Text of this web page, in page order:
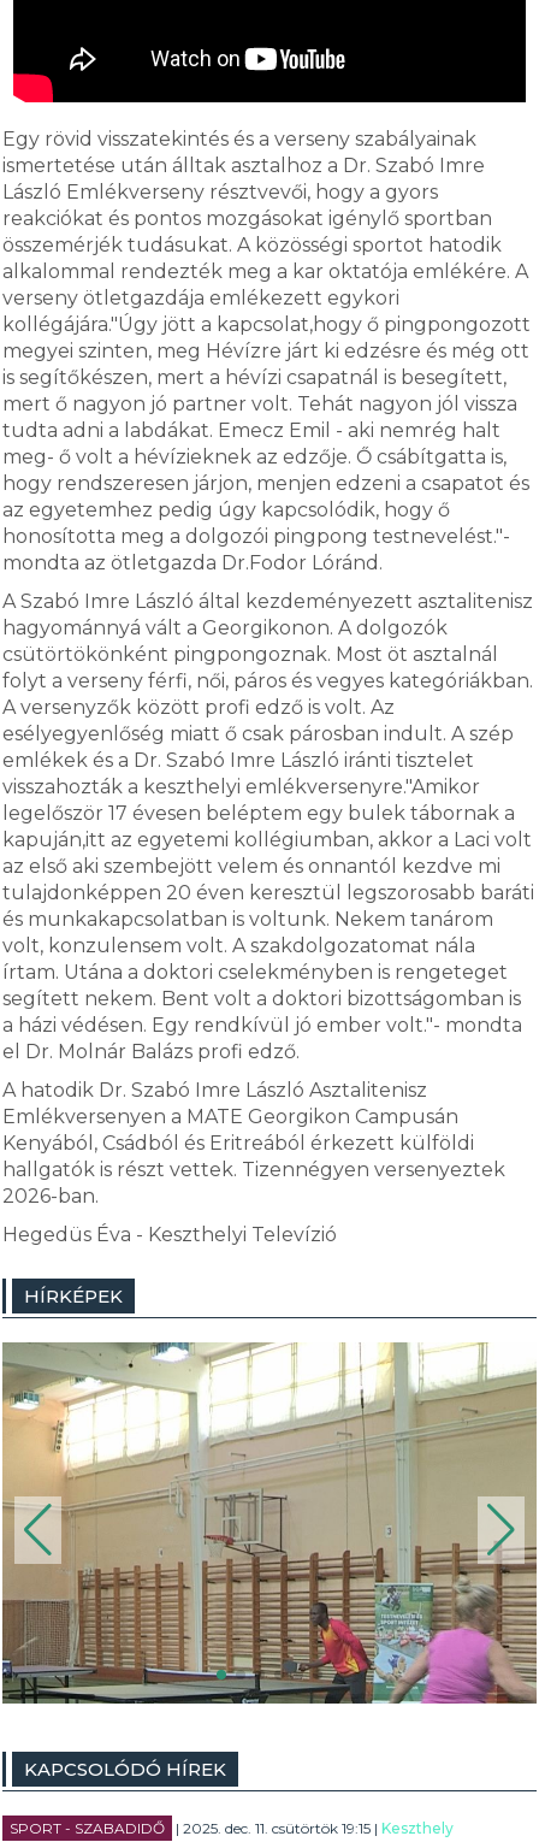
Egy rövid visszatekintés és a verseny szabályainak
ismertetése után álltak asztalhoz a Dr. Szabó Imre
László Emlékverseny résztvevői, hogy a gyors
reakciókat és pontos mozgásokat igénylő sportban
összemérjék tudásukat. A közösségi sportot hatodik
alkalommal rendezték meg a kar oktatója emlékére. A
verseny ötletgazdája emlékezett egykori
kollégájára."Úgy jött a kapcsolat,hogy ő pingpongozott
megyei szinten, meg Hévízre járt ki edzésre és még ott
is segítőkészen, mert a hévízi csapatnál is besegített,
mert ő nagyon jó partner volt. Tehát nagyon jól vissza
tudta adni a labdákat. Emecz Emil - aki nemrég halt
meg- ő volt a hévízieknek az edzője. Ő csábítgatta is,
hogy rendszeresen járjon, menjen edzeni a csapatot és
az egyetemhez pedig úgy kapcsolódik, hogy ő
honosította meg a dolgozói pingpong testnevelést."-
mondta az ötletgazda Dr.Fodor Lóránd.
A Szabó Imre László által kezdeményezett asztalitenisz
hagyománnyá vált a Georgikonon. A dolgozók
csütörtökönként pingpongoznak. Most öt asztalnál
folyt a verseny férfi, női, páros és vegyes kategóriákban.
A versenyzők között profi edző is volt. Az
esélyegyenlőség miatt ő csak párosban indult. A szép
emlékek és a Dr. Szabó Imre László iránti tisztelet
visszahozták a keszthelyi emlékversenyre."Amikor
legelőször 17 évesen beléptem egy bulek tábornak a
kapuján,itt az egyetemi kollégiumban, akkor a Laci volt
az első aki szembejött velem és onnantól kezdve mi
tulajdonképpen 20 éven keresztül legszorosabb baráti
és munkakapcsolatban is voltunk. Nekem tanárom
volt, konzulensem volt. A szakdolgozatomat nála
írtam. Utána a doktori cselekményben is rengeteget
segített nekem. Bent volt a doktori bizottságomban is
a házi védésen. Egy rendkívül jó ember volt."- mondta
el Dr. Molnár Balázs profi edző.
A hatodik Dr. Szabó Imre László Asztalitenisz
Emlékversenyen a MATE Georgikon Campusán
Kenyából, Csádból és Eritreából érkezett külföldi
hallgatók is részt vettek. Tizennégyen versenyeztek
2026-ban.
Hegedüs Éva - Keszthelyi Televízió
HÍRKÉPEK
KAPCSOLÓDÓ HÍREK
SPORT - SZABADIDŐ | 2025. dec. 11. csütörtök 19:15 |Keszthely